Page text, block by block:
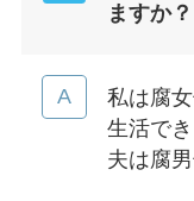
ますか？
私は腐
生活で
夫は腐